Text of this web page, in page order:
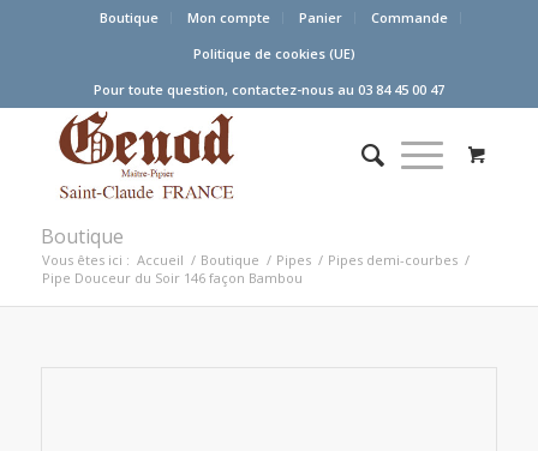
Boutique Mon compte Panier
Commande
Politique de cookies (UE)
Pour toute question, contactez-nous au 03 84 45 00 47
Boutique
Vous êtes ici : Accueil / Boutique / Pipes / Pipes demi-courbes /
Pipe Douceur du Soir 146 façon Bambou